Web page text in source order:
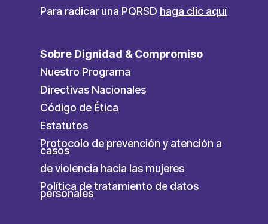
Para radicar una PQRSD haga clic aquí
Sobre Dignidad & Compromiso
Nuestro Programa
Directivas Nacionales
Código de Ética
Estatutos
Protocolo de prevención y atención a
casos
de violencia hacia las mujeres
Política de tratamiento de datos
personales